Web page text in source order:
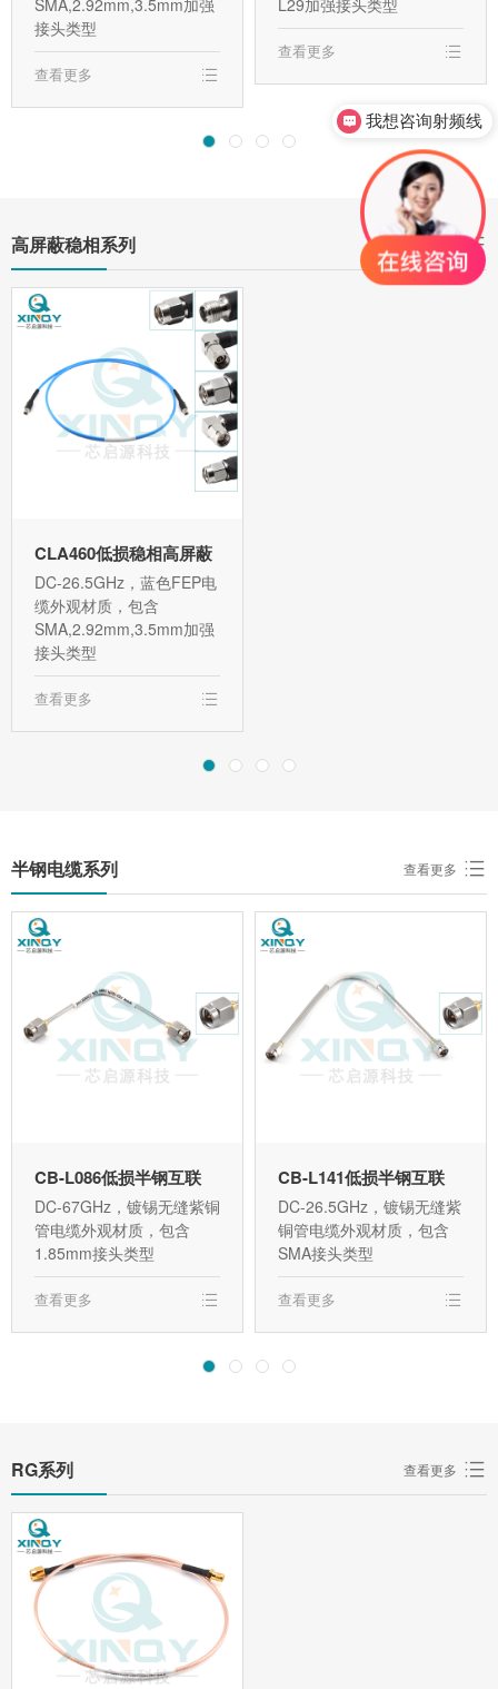
SMA,2.92mm,3.5mm加强
接头类型
查看更多
L29加强接头类型
查看更多
高屏蔽稳相系列
CLA460低损稳相高屏蔽
DC-26.5GHz，蓝色FEP电
缆外观材质，包含
SMA,2.92mm,3.5mm加强
接头类型
查看更多
半钢电缆系列 查看更多
CB-L086低损半钢互联
DC-67GHz，镀锡无缝紫铜
管电缆外观材质，包含
1.85mm接头类型
查看更多
CB-L141低损半钢互联
DC-26.5GHz，镀锡无缝紫
铜管电缆外观材质，包含
SMA接头类型
查看更多
RG系列 查看更多
我想咨询射频连接器